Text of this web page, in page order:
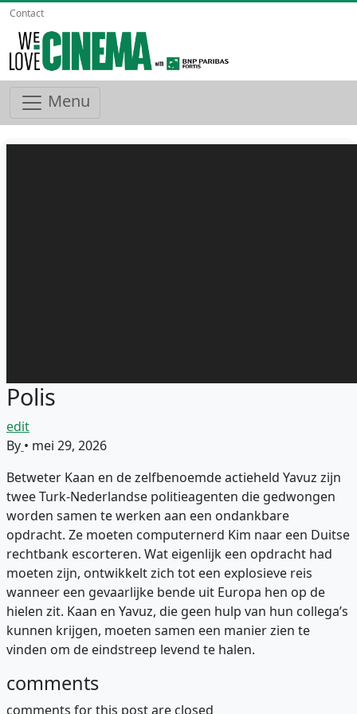
Contact
Menu
Polis
edit
By • mei 29, 2026
Betweter Kaan en de zelfbenoemde actieheld Yavuz zijn
twee Turk-Nederlandse politieagenten die gedwongen
worden samen te werken aan een ondankbare
opdracht. Ze moeten computernerd Kim naar een Duitse
rechtbank escorteren. Wat eigenlijk een opdracht had
moeten zijn, ontwikkelt zich tot een explosieve reis
wanneer een gevaarlijke bende uit Europa hen op de
hielen zit. Kaan en Yavuz, die geen hulp van hun collega’s
kunnen krijgen, moeten samen een manier zien te
vinden om de eindstreep levend te halen.
comments
comments for this post are closed